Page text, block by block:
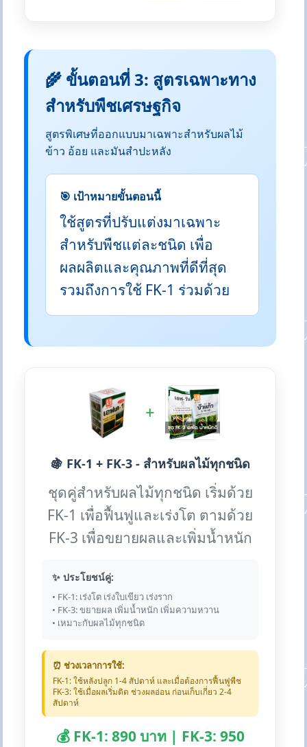
🌾 ขั้นตอนที่ 3: สูตรเฉพาะทาง
สำหรับพืชเศรษฐกิจ
สูตรพิเศษที่ออกแบบมาเฉพาะสำหรับผลไม้
ข้าว อ้อย และมันสำปะหลัง
🎯 เป้าหมายขั้นตอนนี้
ใช้สูตรที่ปรับแต่งมาเฉพาะ
สำหรับพืชแต่ละชนิด เพื่อ
ผลผลิตและคุณภาพที่ดีที่สุด
รวมถึงการใช้ FK-1 ร่วมด้วย
+
🍇 FK-1 + FK-3 - สำหรับผลไม้ทุกชนิด
ชุดคู่สำหรับผลไม้ทุกชนิด เริ่มด้วย
FK-1 เพื่อฟื้นฟูและเร่งโต ตามด้วย
FK-3 เพื่อขยายผลและเพิ่มน้ำหนัก
✨ ประโยชน์คู่:
• FK-1: เร่งโต เร่งใบเขียว เร่งราก
• FK-3: ขยายผล เพิ่มน้ำหนัก เพิ่มความหวาน
• เหมาะกับผลไม้ทุกชนิด
⏰ ช่วงเวลาการใช้:
FK-1: ใช้หลังปลูก 1-4 สัปดาห์ และเมื่อต้องการฟื้นฟูพืช
FK-3: ใช้เมื่อผลเริ่มติด ช่วงผลอ่อน ก่อนเก็บเกี่ยว 2-4
สัปดาห์
💰 FK-1: 890 บาท | FK-3: 950